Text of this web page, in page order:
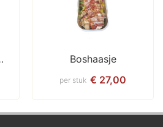
Boshaasje
€ 27,00
per stuk